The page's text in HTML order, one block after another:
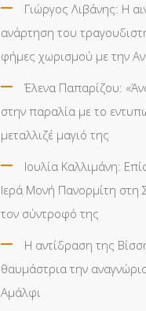
Γιώργος Λιβάνης: Η
ανάρτηση του
φήμες χωρισμού με την
Έλενα Παπαρίζου:
στην παραλία με το
μεταλλιζέ μαγιό της
Ιουλία Καλλιμάνη:
Ιερά Μονή Πανορμίτη στη
τον σύντροφό της
Η αντίδραση της
θαυμάστρια την
Αμάλφι